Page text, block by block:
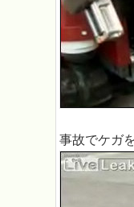
事故でケガ